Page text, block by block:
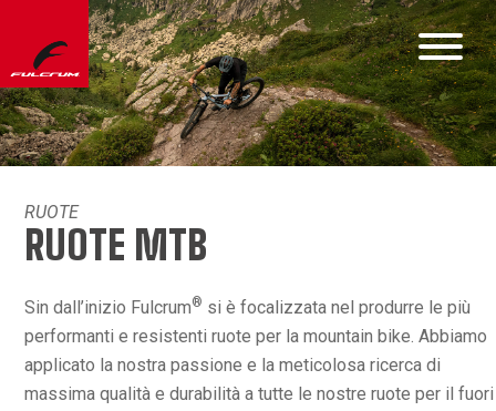
RUOTE
RUOTE MTB
Sin dall’inizio Fulcrum® si è focalizzata nel produrre le più
performanti e resistenti ruote per la mountain bike. Abbiamo
applicato la nostra passione e la meticolosa ricerca di
massima qualità e durabilità a tutte le nostre ruote per il fuori